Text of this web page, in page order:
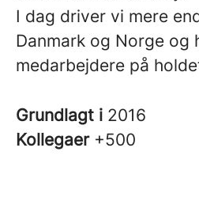
I dag driver vi mere
Danmark og Norge og
medarbejdere på
Grundlagt i 2016
Kollegaer +500